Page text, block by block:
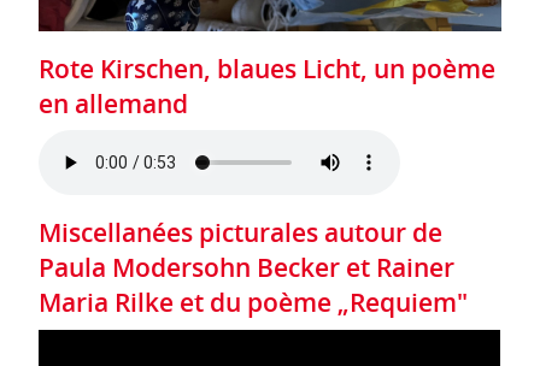
Rote Kirschen, blaues Licht, un poème
en allemand
Miscellanées picturales autour de
Paula Modersohn Becker et Rainer
Maria Rilke et du poème „Requiem"